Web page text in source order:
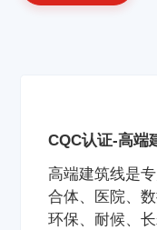
CQC认证-高端
高端建筑线是
合体、医院、
环保、耐候、